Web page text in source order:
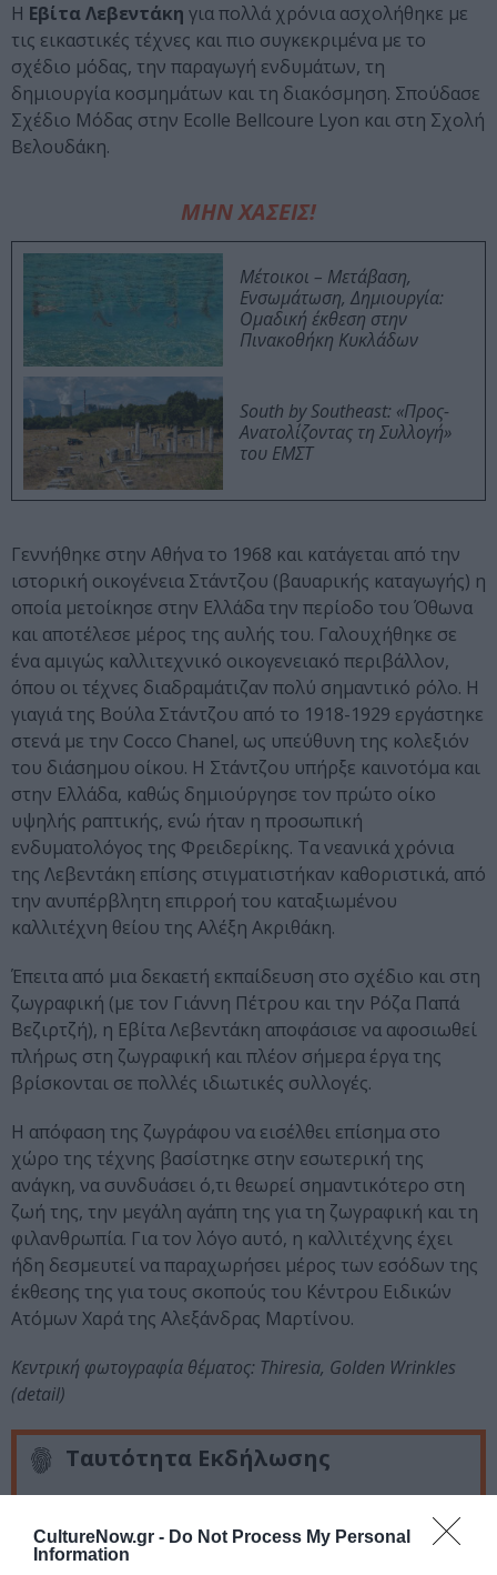
CultureNow.gr - Do Not Process My Personal
Information
Η Εβίτα Λεβεντάκη για πολλά χρόνια ασχολήθηκε με
τις εικαστικές τέχνες και πιο συγκεκριμένα με το
σχέδιο μόδας, την παραγωγή ενδυμάτων, τη
δημιουργία κοσμημάτων και τη διακόσμηση. Σπούδασε
Σχέδιο Μόδας στην Ecolle Bellcoure Lyon και στη Σχολή
Βελουδάκη.
ΜΗΝ ΧΑΣΕΙΣ!
Μέτοικοι – Μετάβαση,
Ενσωμάτωση, Δημιουργία:
Ομαδική έκθεση στην
Πινακοθήκη Κυκλάδων
South by Southeast: «Προς-
Ανατολίζοντας τη Συλλογή»
του ΕΜΣΤ
Γεννήθηκε στην Αθήνα το 1968 και κατάγεται από την
ιστορική οικογένεια Στάντζου (βαυαρικής καταγωγής) η
οποία μετοίκησε στην Ελλάδα την περίοδο του Όθωνα
και αποτέλεσε μέρος της αυλής του. Γαλουχήθηκε σε
ένα αμιγώς καλλιτεχνικό οικογενειακό περιβάλλον,
όπου οι τέχνες διαδραμάτιζαν πολύ σημαντικό ρόλο. Η
γιαγιά της Βούλα Στάντζου από το 1918-1929 εργάστηκε
στενά με την Cocco Chanel, ως υπεύθυνη της κολεξιόν
του διάσημου οίκου. Η Στάντζου υπήρξε καινοτόμα και
στην Ελλάδα, καθώς δημιούργησε τον πρώτο οίκο
υψηλής ραπτικής, ενώ ήταν η προσωπική
ενδυματολόγος της Φρειδερίκης. Τα νεανικά χρόνια
της Λεβεντάκη επίσης στιγματιστήκαν καθοριστικά, από
την ανυπέρβλητη επιρροή του καταξιωμένου
καλλιτέχνη θείου της Αλέξη Ακριθάκη.
Έπειτα από μια δεκαετή εκπαίδευση στο σχέδιο και στη
ζωγραφική (με τον Γιάννη Πέτρου και την Ρόζα Παπά
Βεζιρτζή), η Εβίτα Λεβεντάκη αποφάσισε να αφοσιωθεί
πλήρως στη ζωγραφική και πλέον σήμερα έργα της
βρίσκονται σε πολλές ιδιωτικές συλλογές.
Η απόφαση της ζωγράφου να εισέλθει επίσημα στο
χώρο της τέχνης βασίστηκε στην εσωτερική της
ανάγκη, να συνδυάσει ό,τι θεωρεί σημαντικότερο στη
ζωή της, την μεγάλη αγάπη της για τη ζωγραφική και τη
φιλανθρωπία. Για τον λόγο αυτό, η καλλιτέχνης έχει
ήδη δεσμευτεί να παραχωρήσει μέρος των εσόδων της
έκθεσης της για τους σκοπούς του Κέντρου Ειδικών
Ατόμων Χαρά της Αλεξάνδρας Μαρτίνου.
Κεντρική φωτογραφία θέματος: Thiresia, Golden Wrinkles
(detail)
Ταυτότητα Εκδήλωσης
Από: 01/07/2024 Εως:
10/07/2024